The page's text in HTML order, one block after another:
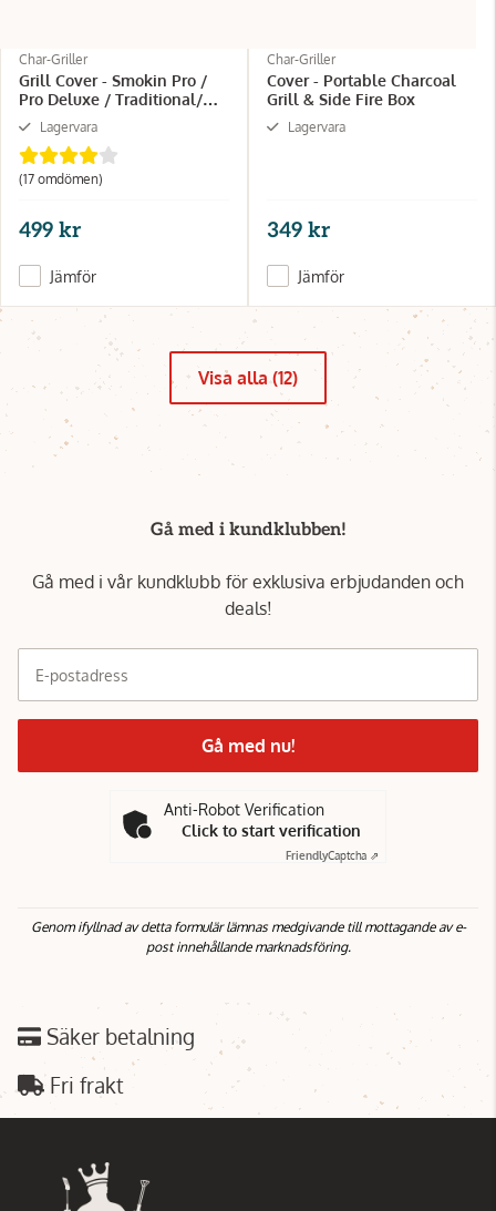
Char-Griller
Grill Cover - Smokin Pro /
Pro Deluxe / Traditional/
Wrangler
Lagervara
(17 omdömen)
499 kr
Jämför
Char-Griller
Cover - Portable Charcoal
Grill & Side Fire Box
Lagervara
349 kr
Jämför
Visa alla (12)
Gå med i kundklubben!
Gå med i vår kundklubb för exklusiva erbjudanden och
deals!
E-postadress
Gå med nu!
Anti-Robot Verification
Click to start verification
FriendlyCaptcha ⇗
Genom ifyllnad av detta formulär lämnas medgivande till mottagande av e-
post innehållande marknadsföring.
Säker betalning
Fri frakt